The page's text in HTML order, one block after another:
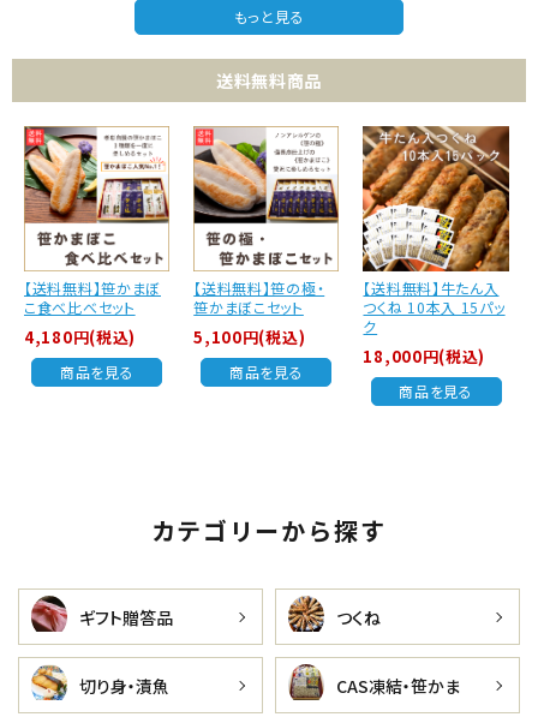
もっと見る
送料無料商品
【送料無料】笹かまぼ
こ食べ比べセット
4,180円(税込)
商品を見る
【送料無料】笹の極・
笹かまぼこセット
5,100円(税込)
商品を見る
【送料無料】牛たん入
つくね 10本入 15パッ
ク
18,000円(税込)
商品を見る
カテゴリーから探す
ギフト贈答品 つくね
切り身・漬魚 CAS凍結・笹かま